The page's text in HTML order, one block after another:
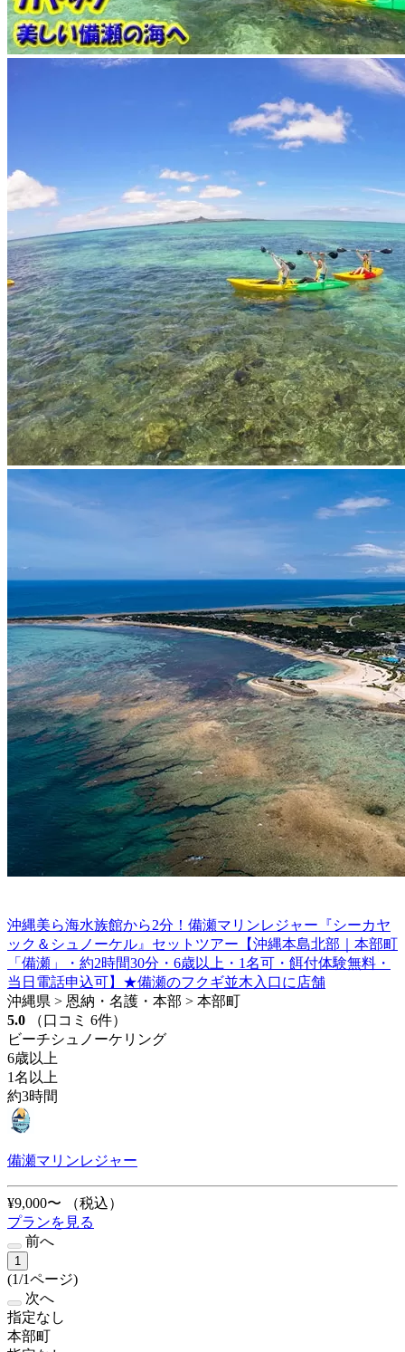
沖縄美ら海水族館から2分！備瀬マリンレジャー『シーカヤ
ック＆シュノーケル』セットツアー【沖縄本島北部｜本部町
「備瀬」・約2時間30分・6歳以上・1名可・餌付体験無料・
当日電話申込可】★備瀬のフクギ並木入口に店舗
沖縄県 > 恩納・名護・本部 > 本部町
5.0
（口コミ 6件）
ビーチシュノーケリング
6歳以上
1名以上
約3時間
備瀬マリンレジャー
¥9,000〜
（税込）
プランを見る
前へ
1
(1/1ページ)
次へ
指定なし
本部町